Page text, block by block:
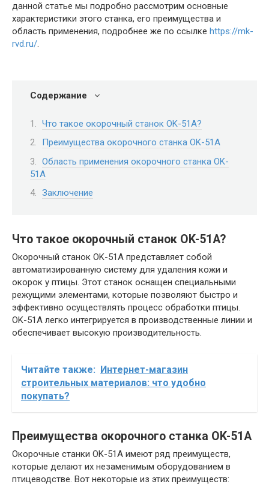
данной статье мы подробно рассмотрим основные
характеристики этого станка, его преимущества и
область применения, подробнее же по ссылке https://mk-
rvd.ru/.
Содержание
Что такое окорочный станок OK-51A?
Преимущества окорочного станка OK-51A
Область применения окорочного станка OK-
51A
Заключение
Что такое окорочный станок OK-51A?
Окорочный станок OK-51A представляет собой
автоматизированную систему для удаления кожи и
окорок у птицы. Этот станок оснащен специальными
режущими элементами, которые позволяют быстро и
эффективно осуществлять процесс обработки птицы.
OK-51A легко интегрируется в производственные линии и
обеспечивает высокую производительность.
Читайте также:
Интернет-магазин
строительных материалов: что удобно
покупать?
Преимущества окорочного станка OK-51A
Окорочные станки OK-51A имеют ряд преимуществ,
которые делают их незаменимым оборудованием в
птицеводстве. Вот некоторые из этих преимуществ: